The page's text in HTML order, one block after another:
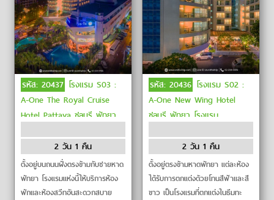
รหัส: 20437 โรงแรม S03 :
A-One The Royal Cruise
Hotel Pattaya ชลบุรี พัทยา
โรงแรมติดชายหาด โรงแรม
พัทยาติดชายหาด
2 วัน 1 คืน
ตั้งอยู่บนถนนฝั่งตรงข้ามกับชายหาด
พัทยา โรงแรมแห่งนี้ให้บริการห้อง
พักและห้องสวีทอันสะดวกสบาย
รหัส: 20436 โรงแรม S02 :
A-One New Wing Hotel
ชลบุรี พัทยา โรงแรม
2 วัน 1 คืน
ตั้งอยู่ตรงข้ามหาดพัทยา แต่ละห้อง
ได้รับการตกแต่งด้วยโทนสีฟ้าและสี
ขาว เป็นโรงแรมที่ตกแต่งในธีมทะ